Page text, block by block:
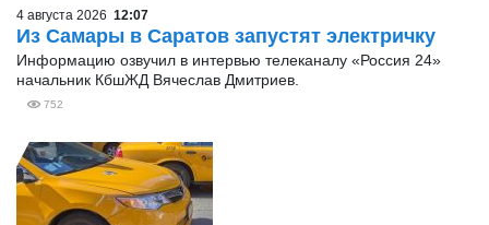
4 августа 2026 12:07
Из Самары в Саратов запустят электричку
Информацию озвучил в интервью телеканалу «Россия 24»
начальник КбшЖД Вячеслав Дмитриев.
752